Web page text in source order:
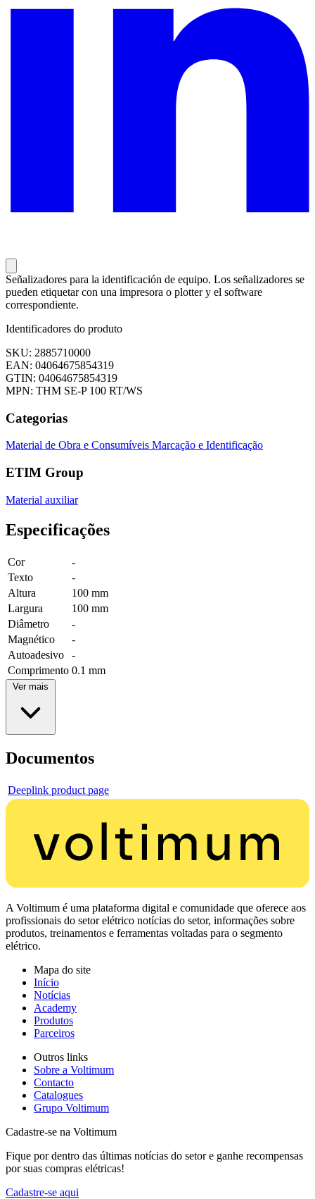
Señalizadores para la identificación de equipo. Los señalizadores se
pueden etiquetar con una impresora o plotter y el software
correspondiente.
Identificadores do produto
SKU: 2885710000
EAN: 04064675854319
GTIN: 04064675854319
MPN: THM SE-P 100 RT/WS
Categorias
Material de Obra e Consumíveis Marcação e Identificação
ETIM Group
Material auxiliar
Especificações
Cor
-
Texto
-
Altura
100 mm
Largura
100 mm
Diâmetro
-
Magnético
-
Autoadesivo
-
Comprimento 0.1 mm
Ver mais
Documentos
Deeplink product page
A Voltimum é uma plataforma digital e comunidade que oferece aos
profissionais do setor elétrico notícias do setor, informações sobre
produtos, treinamentos e ferramentas voltadas para o segmento
elétrico.
Mapa do site
Início
Notícias
Academy
Produtos
Parceiros
Outros links
Sobre a Voltimum
Contacto
Catalogues
Grupo Voltimum
Cadastre-se na Voltimum
Fique por dentro das últimas notícias do setor e ganhe recompensas
por suas compras elétricas!
Cadastre-se aqui